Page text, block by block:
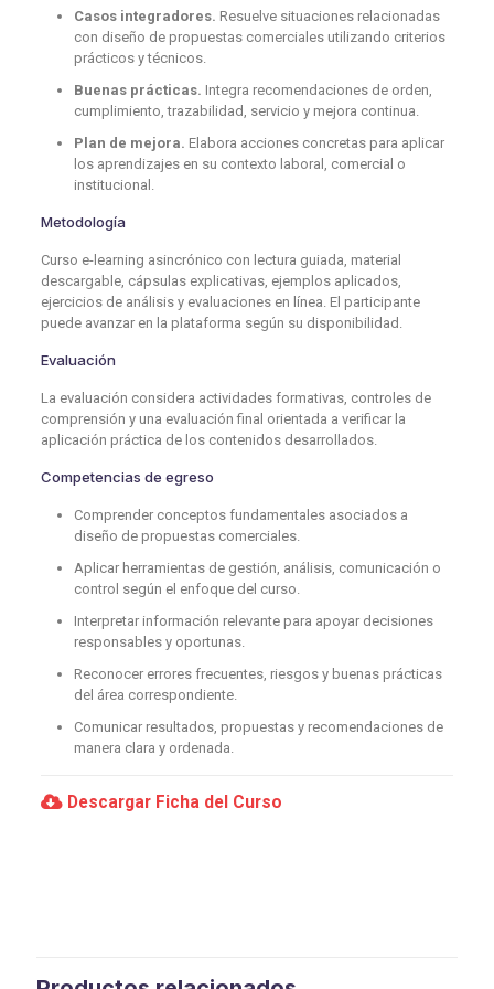
Casos integradores. Resuelve situaciones relacionadas
con diseño de propuestas comerciales utilizando criterios
prácticos y técnicos.
Buenas prácticas. Integra recomendaciones de orden,
cumplimiento, trazabilidad, servicio y mejora continua.
Plan de mejora. Elabora acciones concretas para aplicar
los aprendizajes en su contexto laboral, comercial o
institucional.
Metodología
Curso e-learning asincrónico con lectura guiada, material
descargable, cápsulas explicativas, ejemplos aplicados,
ejercicios de análisis y evaluaciones en línea. El participante
puede avanzar en la plataforma según su disponibilidad.
Evaluación
La evaluación considera actividades formativas, controles de
comprensión y una evaluación final orientada a verificar la
aplicación práctica de los contenidos desarrollados.
Competencias de egreso
Comprender conceptos fundamentales asociados a
diseño de propuestas comerciales.
Aplicar herramientas de gestión, análisis, comunicación o
control según el enfoque del curso.
Interpretar información relevante para apoyar decisiones
responsables y oportunas.
Reconocer errores frecuentes, riesgos y buenas prácticas
del área correspondiente.
Comunicar resultados, propuestas y recomendaciones de
manera clara y ordenada.
Descargar Ficha del Curso